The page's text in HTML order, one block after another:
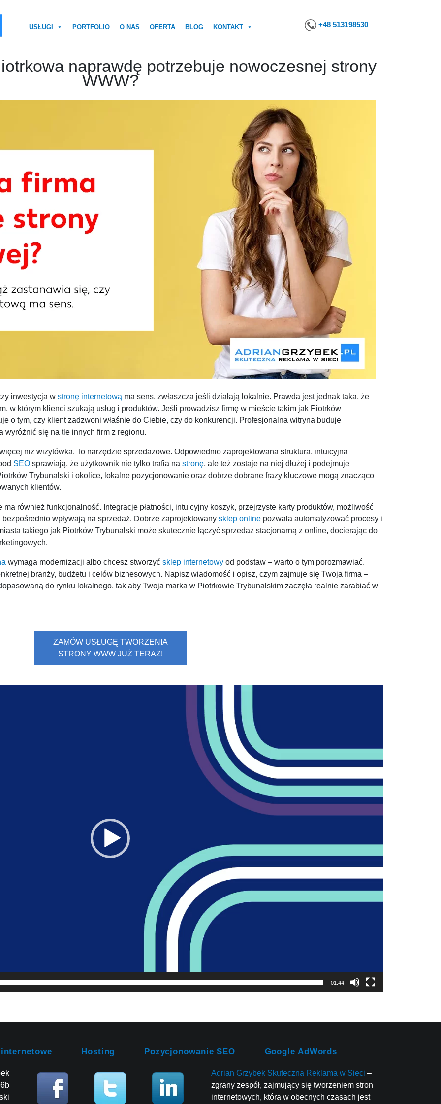
USŁUGI PORTFOLIO O NAS OFERTA BLOG KONTAKT +48 513198530
naprawdę potrzebuje nowoczesnej strony
WWW?
inwestycja w stronę internetową ma sens, zwłaszcza jeśli działają lokalnie. Prawda jest jednak taka, że
w którym klienci szukają usług i produktów. Jeśli prowadzisz firmę w mieście takim jak Piotrków
o tym, czy klient zadzwoni właśnie do Ciebie, czy do konkurencji. Profesjonalna witryna buduje
wyróżnić się na tle innych firm z regionu.
niż wizytówka. To narzędzie sprzedażowe. Odpowiednio zaprojektowana struktura, intuicyjna
SEO sprawiają, że użytkownik nie tylko trafia na stronę, ale też zostaje na niej dłużej i podejmuje
Trybunalski i okolice, lokalne pozycjonowanie oraz dobrze dobrane frazy kluczowe mogą znacząco
klientów.
ma również funkcjonalność. Integracje płatności, intuicyjny koszyk, przejrzyste karty produktów, możliwość
wpływają na sprzedaż. Dobrze zaprojektowany sklep online pozwala automatyzować procesy i
takiego jak Piotrków Trybunalski może skutecznie łączyć sprzedaż stacjonarną z online, docierając do
wymaga modernizacji albo chcesz stworzyć sklep internetowy od podstaw – warto o tym porozmawiać.
branży, budżetu i celów biznesowych. Napisz wiadomość i opisz, czym zajmuje się Twoja firma –
do rynku lokalnego, tak aby Twoja marka w Piotrkowie Trybunalskim zaczęła realnie zarabiać w
ZAMÓW USŁUGĘ TWORZENIA
STRONY WWW JUŻ TERAZ!
01:44
Hosting Pozycjonowanie SEO Google AdWords
Adrian Grzybek Skuteczna Reklama w Sieci –
zgrany zespół, zajmujący się tworzeniem stron
internetowych, która w obecnych czasach jest